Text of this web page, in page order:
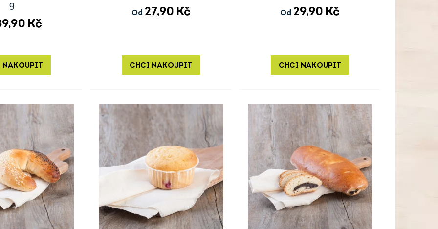
g
Kč
NAKOUPIT
Od 27,90 Kč
CHCI NAKOUPIT
Od 29,90 Kč
CHCI NAKOUPIT